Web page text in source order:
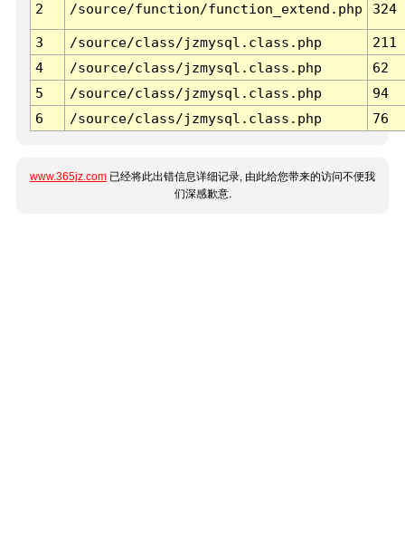
2 /source/function/function_extend.php 324
3 /source/class/jzmysql.class.php
211
4
/source/class/jzmysql.class.php
62
5
/source/class/jzmysql.class.php
94
6
/source/class/jzmysql.class.php 76
www.365jz.com 已经将此出错信息详细记录, 由此给您带来的访问不便我
们深感歉意.